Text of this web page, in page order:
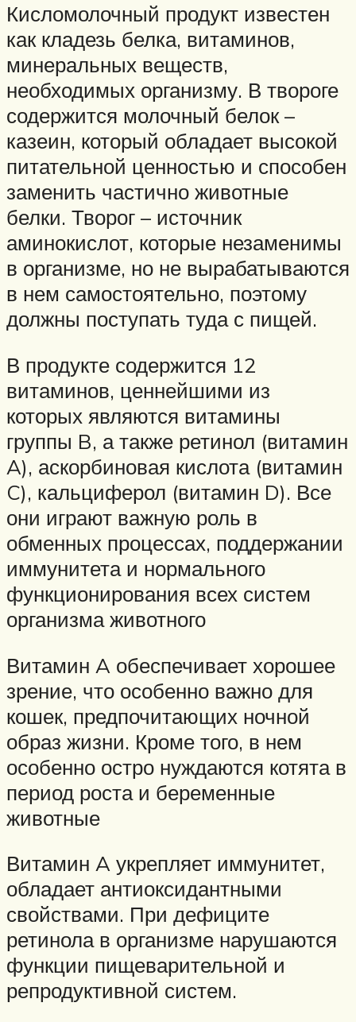
Кисломолочный продукт известен
как кладезь белка, витаминов,
минеральных веществ,
необходимых организму. В твороге
содержится молочный белок –
казеин, который обладает высокой
питательной ценностью и способен
заменить частично животные
белки. Творог – источник
аминокислот, которые незаменимы
в организме, но не вырабатываются
в нем самостоятельно, поэтому
должны поступать туда с пищей.
В продукте содержится 12
витаминов, ценнейшими из
которых являются витамины
группы B, а также ретинол (витамин
A), аскорбиновая кислота (витамин
C), кальциферол (витамин D). Все
они играют важную роль в
обменных процессах, поддержании
иммунитета и нормального
функционирования всех систем
организма животного
Витамин A обеспечивает хорошее
зрение, что особенно важно для
кошек, предпочитающих ночной
образ жизни. Кроме того, в нем
особенно остро нуждаются котята в
период роста и беременные
животные
Витамин A укрепляет иммунитет,
обладает антиоксидантными
свойствами. При дефиците
ретинола в организме нарушаются
функции пищеварительной и
репродуктивной систем.